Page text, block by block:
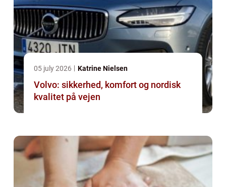
05 july 2026 Katrine Nielsen
Volvo: sikkerhed, komfort og nordisk
kvalitet på vejen